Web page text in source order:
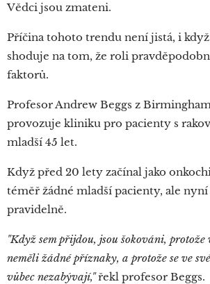
Vědci jsou zmateni.
Příčina tohoto trendu není jistá, i když
shoduje na tom, že roli
faktorů.
Profesor Andrew Beggs z
provozuje kliniku pro pacienty s
mladší 45 let.
Když před 20 lety začínal jako
téměř žádné mladší pacienty, ale
pravidelně.
"Když sem přijdou, jsou šokováni,
neměli žádné příznaky, a protože se ve
vůbec nezabývají,"řekl profesor Beggs.